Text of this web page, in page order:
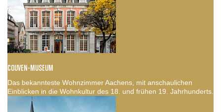
COUVEN-MUSEUM
Das bekannteste Wohnzimmer Aachens, mit anschaulichen
Einblicken in die Wohnkultur des 18. und frühen 19. Jahrhunderts.